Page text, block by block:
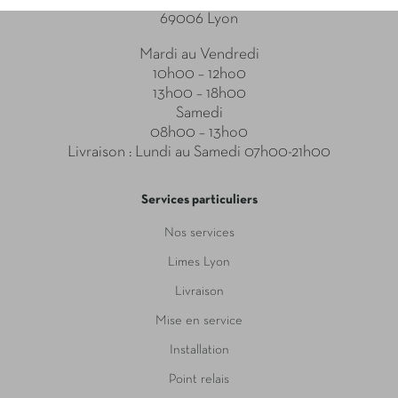
69006 Lyon
Mardi au Vendredi
10h00 – 12ho0
13h00 – 18h00
Samedi
08h00 – 13ho0
Livraison : Lundi au Samedi 07h00-21h00
Services particuliers
Nos services
Limes Lyon
Livraison
Mise en service
Installation
Point relais